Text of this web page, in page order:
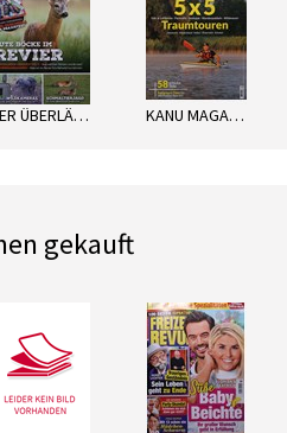
DER ÜBERLÄUFER KANU MAGAZIN SP.
gekauft